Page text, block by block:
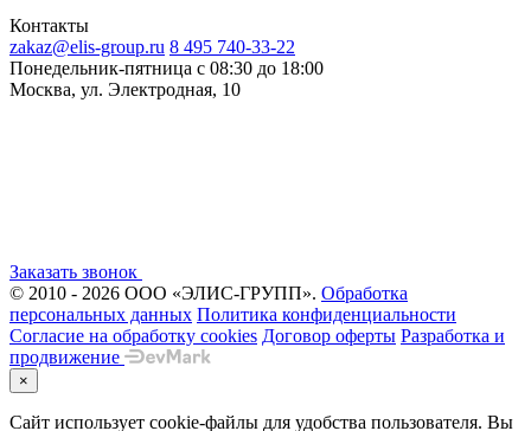
Контакты
zakaz@elis-group.ru 8 495 740-33-22
Понедельник-пятница c 08:30 до 18:00
Москва, ул. Электродная, 10
Заказать звонок
© 2010 - 2026 ООО «ЭЛИС-ГРУПП». Обработка
персональных данных Политика конфиденциальности
Согласие на обработку cookies Договор оферты Разработка и
продвижение
×
Сайт использует cookie-файлы для удобства пользователя. Вы